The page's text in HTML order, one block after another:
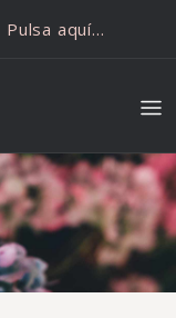
Pulsa aquí…